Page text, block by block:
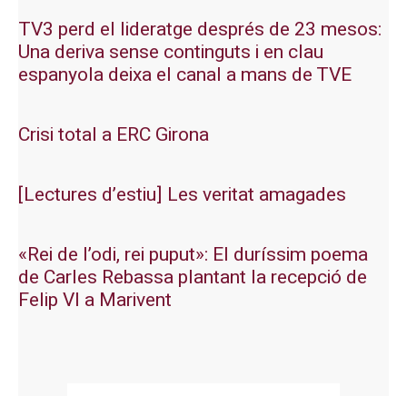
TV3 perd el lideratge després de 23 mesos:
Una deriva sense continguts i en clau
espanyola deixa el canal a mans de TVE
Crisi total a ERC Girona
[Lectures d’estiu] Les veritat amagades
«Rei de l’odi, rei puput»: El duríssim poema
de Carles Rebassa plantant la recepció de
Felip VI a Marivent